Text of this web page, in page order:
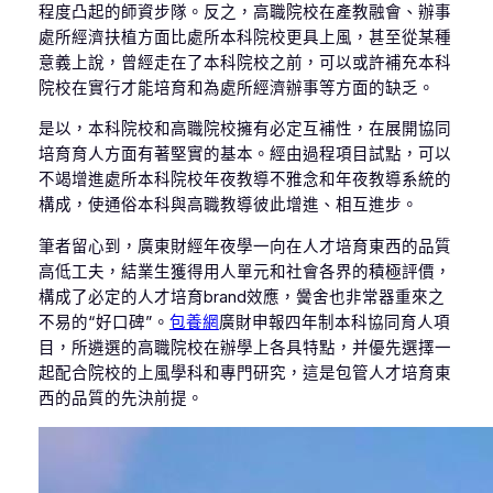
程度凸起的師資步隊。反之，高職院校在產教融會、辦事
處所經濟扶植方面比處所本科院校更具上風，甚至從某種
意義上說，曾經走在了本科院校之前，可以或許補充本科
院校在實行才能培育和為處所經濟辦事等方面的缺乏。
是以，本科院校和高職院校擁有必定互補性，在展開協同
培育育人方面有著堅實的基本。經由過程項目試點，可以
不竭增進處所本科院校年夜教導不雅念和年夜教導系統的
構成，使通俗本科與高職教導彼此增進、相互進步。
筆者留心到，廣東財經年夜學一向在人才培育東西的品質
高低工夫，結業生獲得用人單元和社會各界的積極評價，
構成了必定的人才培育brand效應，黌舍也非常器重來之
不易的“好口碑”。 包養網廣財申報四年制本科協同育人項
目，所遴選的高職院校在辦學上各具特點，并優先選擇一
起配合院校的上風學科和專門研究，這是包管人才培育東
西的品質的先決前提。